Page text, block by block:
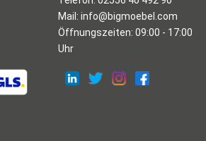
Mail: info@bigmoebel.com
Öffnungszeiten: 09:00 - 17:00
Uhr